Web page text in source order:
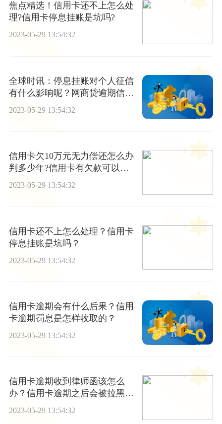
焦点精选！信用卡还不上怎么处
理?信用卡停息挂账是坑吗?
2023-05-29 13:54:32
全球时讯：停息挂账对个人征信
有什么影响呢？网商贷逾期信用
2023-05-29 13:54:32
信用卡欠10万元无力偿还怎么办
判多少年?信用卡有欠款可以销
户吗?
2023-05-29 13:54:32
信用卡还不上怎么处理？信用卡
停息挂账是坑吗？
2023-05-29 13:54:32
信用卡逾期会有什么后果？信用
卡逾期罚息是怎样收取的？
2023-05-29 13:54:32
信用卡逾期收到律师函该怎么
办？信用卡逾期之后会被拉黑
吗？
2023-05-29 13:54:32